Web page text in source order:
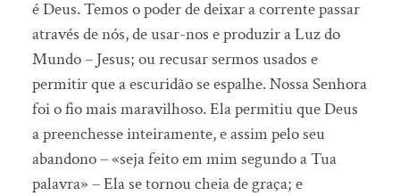
é Deus. Temos o poder de deixar a corrente passar
através de nós, de usar-nos e produzir a Luz do
Mundo – Jesus; ou recusar sermos usados e
permitir que a escuridão se espalhe. Nossa Senhora
foi o fio mais maravilhoso. Ela permitiu que Deus
a preenchesse inteiramente, e assim pelo seu
abandono – «seja feito em mim segundo a Tua
palavra» – Ela se tornou cheia de graça; e